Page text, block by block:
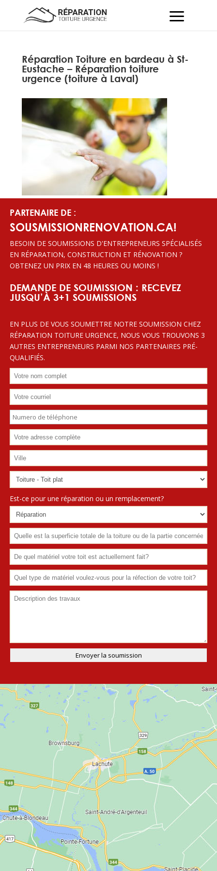
Réparation Toiture en bardeau à St-
Eustache – Réparation toiture
urgence (toiture à Laval)
PARTENAIRE DE :
SOUSMISSIONRENOVATION.CA!
BESOIN DE SOUMISSIONS D'ENTREPRENEURS SPÉCIALISÉS
EN RÉPARATION, CONSTRUCTION ET RÉNOVATION ?
OBTENEZ UN PRIX EN 48 HEURES OU MOINS !
DEMANDE DE SOUMISSION : RECEVEZ
JUSQU’À 3+1 SOUMISSIONS
EN PLUS DE VOUS SOUMETTRE NOTRE SOUMISSION CHEZ
RÉPARATION TOITURE URGENCE, NOUS VOUS TROUVONS 3
AUTRES ENTREPRENEURS PARMI NOS PARTENAIRES PRÉ-
QUALIFIÉS.
Est-ce pour une réparation ou un remplacement?
Envoyer la soumission